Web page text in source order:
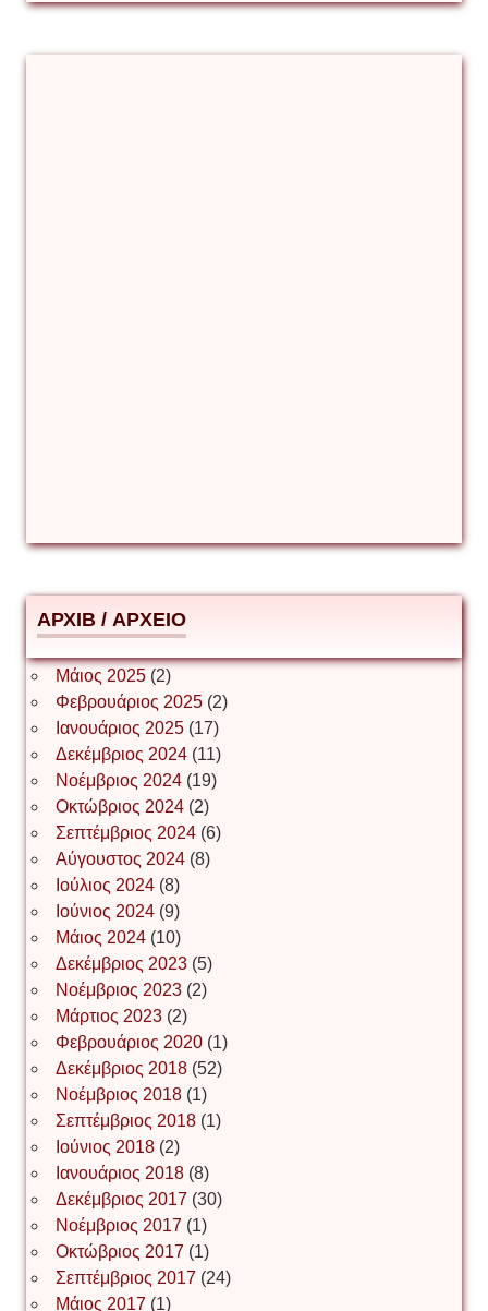
Δημήτριος Ζακοντινός
ΕΥΑΓΓΕΛΟΣ ΜΩΚΟΣ
Ιωάννης Σ. Παπαφλωράτος
ΝΙΚΟΣ ΓΑΤΟΣ
Νίκος Λυγερός
Іван Буртик
Іван Наконечний
Інга Короткевич
Ірина Ключковська
АРХІВ / ΑΡΧΕΙΟ
Μάιος 2025(2)
Φεβρουάριος 2025(2)
Ιανουάριος 2025(17)
Δεκέμβριος 2024(11)
Νοέμβριος 2024(19)
Οκτώβριος 2024(2)
Σεπτέμβριος 2024(6)
Αύγουστος 2024(8)
Ιούλιος 2024(8)
Ιούνιος 2024(9)
Μάιος 2024(10)
Δεκέμβριος 2023(5)
Νοέμβριος 2023(2)
Μάρτιος 2023(2)
Φεβρουάριος 2020(1)
Δεκέμβριος 2018(52)
Νοέμβριος 2018(1)
Σεπτέμβριος 2018(1)
Ιούνιος 2018(2)
Ιανουάριος 2018(8)
Δεκέμβριος 2017 (30)
Νοέμβριος 2017 (1)
Οκτώβριος 2017 (1)
Σεπτέμβριος 2017 (24)
Μάιος 2017 (1)